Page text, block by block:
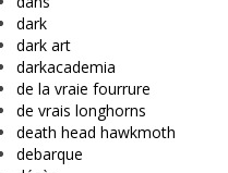
dark
dark art
darkacademia
de la vraie fourrure
de vrais longhorns
death head hawkmoth
debarque